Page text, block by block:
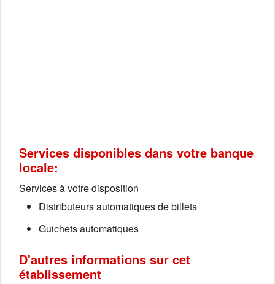
Services disponibles dans votre banque
locale:
Services à votre disposition
Distributeurs automatiques de billets
Guichets automatiques
D'autres informations sur cet
établissement